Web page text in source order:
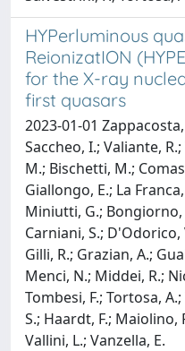
HYPerluminous
ReionizatION
for the X-ray
first quasars
2023-01-01
Saccheo, I.; Valiante,
M.; Bischetti, M.;
Giallongo, E.; La
Miniutti, G.; Bongiorno,
Carniani, S.; D'Odorico,
Gilli, R.; Grazian, A.;
Menci, N.; Middei, R.;
Tombesi, F.; Tortosa,
S.; Haardt, F.; Maiolino,
Vallini, L.; Vanzella, E.